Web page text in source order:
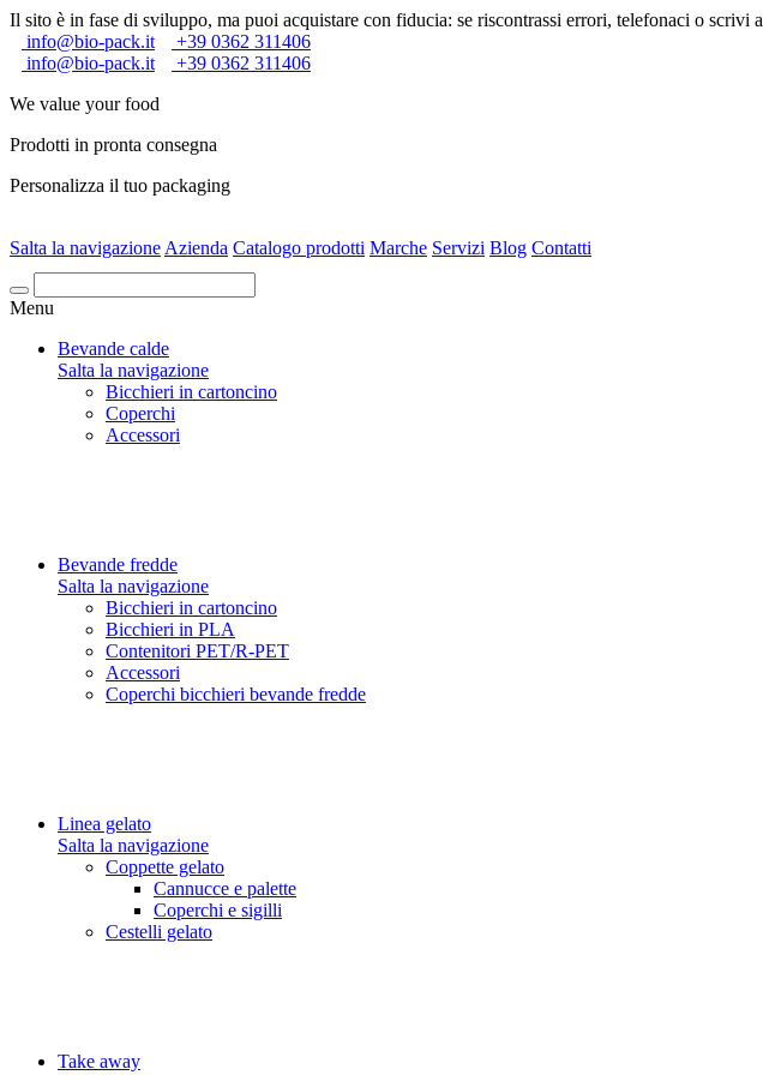
Il sito è in fase di sviluppo, ma puoi acquistare con fiducia: se riscontrassi errori, telefonaci o scrivi a
info@bio-pack.it
+39 0362 311406
info@bio-pack.it
+39 0362 311406
We value your food
Prodotti in pronta consegna
Personalizza il tuo packaging
Salta la navigazione Azienda Catalogo prodotti Marche Servizi Blog Contatti
Cerca
Menu
Bevande calde
Salta la navigazione
Bicchieri in cartoncino
Coperchi
Accessori
Bevande fredde
Salta la navigazione
Bicchieri in cartoncino
Bicchieri in PLA
Contenitori PET/R-PET
Accessori
Coperchi bicchieri bevande fredde
Linea gelato
Salta la navigazione
Coppette gelato
Cannucce e palette
Coperchi e sigilli
Cestelli gelato
Take away